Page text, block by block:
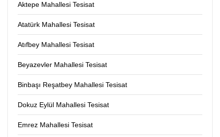
Aktepe Mahallesi Tesisat
Atatürk Mahallesi Tesisat
Atıfbey Mahallesi Tesisat
Beyazevler Mahallesi Tesisat
Binbaşı Reşatbey Mahallesi Tesisat
Dokuz Eylül Mahallesi Tesisat
Emrez Mahallesi Tesisat